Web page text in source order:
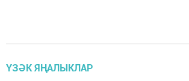
ҮЗӘК ЯҢАЛЫКЛАР